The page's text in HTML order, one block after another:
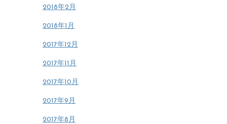
2018年2月
2018年1月
2017年12月
2017年11月
2017年10月
2017年9月
2017年8月